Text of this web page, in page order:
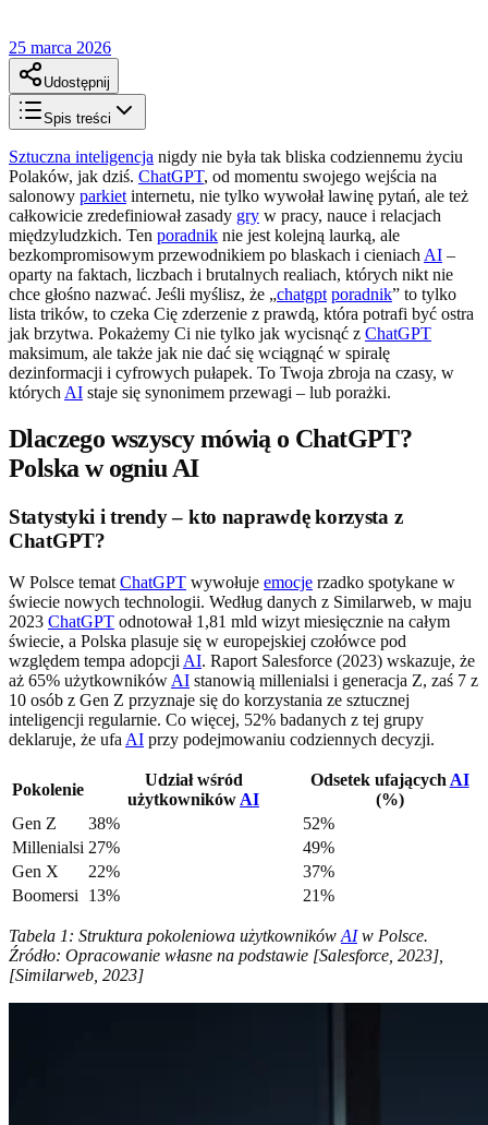
25 marca 2026
Udostępnij
Spis treści
Sztuczna inteligencja nigdy nie była tak bliska codziennemu życiu
Polaków, jak dziś. ChatGPT, od momentu swojego wejścia na
salonowy parkiet internetu, nie tylko wywołał lawinę pytań, ale też
całkowicie zredefiniował zasady gry w pracy, nauce i relacjach
międzyludzkich. Ten poradnik nie jest kolejną laurką, ale
bezkompromisowym przewodnikiem po blaskach i cieniach AI –
oparty na faktach, liczbach i brutalnych realiach, których nikt nie
chce głośno nazwać. Jeśli myślisz, że „chatgpt poradnik” to tylko
lista trików, to czeka Cię zderzenie z prawdą, która potrafi być ostra
jak brzytwa. Pokażemy Ci nie tylko jak wycisnąć z ChatGPT
maksimum, ale także jak nie dać się wciągnąć w spiralę
dezinformacji i cyfrowych pułapek. To Twoja zbroja na czasy, w
których AI staje się synonimem przewagi – lub porażki.
Dlaczego wszyscy mówią o ChatGPT?
Polska w ogniu AI
Statystyki i trendy – kto naprawdę korzysta z
ChatGPT?
W Polsce temat ChatGPT wywołuje emocje rzadko spotykane w
świecie nowych technologii. Według danych z Similarweb, w maju
2023 ChatGPT odnotował 1,81 mld wizyt miesięcznie na całym
świecie, a Polska plasuje się w europejskiej czołówce pod
względem tempa adopcji AI. Raport Salesforce (2023) wskazuje, że
aż 65% użytkowników AI stanowią millenialsi i generacja Z, zaś 7 z
10 osób z Gen Z przyznaje się do korzystania ze sztucznej
inteligencji regularnie. Co więcej, 52% badanych z tej grupy
deklaruje, że ufa AI przy podejmowaniu codziennych decyzji.
Pokolenie
Udział wśród
użytkowników AI
Odsetek ufających AI
(%)
Gen Z
38%
52%
Millenialsi 27%
49%
Gen X
22%
37%
Boomersi
13% 21%
Tabela 1: Struktura pokoleniowa użytkowników AIw Polsce.
Źródło: Opracowanie własne na podstawie [Salesforce, 2023],
[Similarweb, 2023]